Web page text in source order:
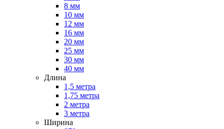
8 мм
10 мм
12 мм
16 мм
20 мм
25 мм
30 мм
40 мм
Длина
1,5 метра
1,75 метра
2 метра
3 метра
Ширина